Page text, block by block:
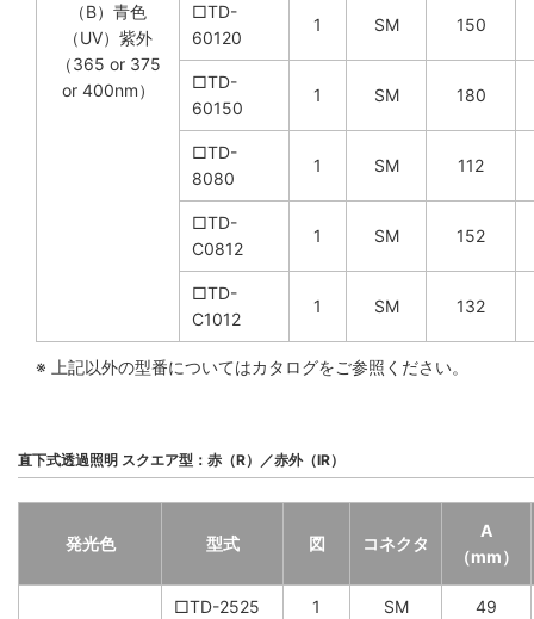
（B）青色
（UV）紫外
（365 or 375
or 400nm）
□TD-
60120
1 SM 150
□TD-
60150
1 SM 180
□TD-
8080
1 SM 112
□TD-
C0812
1 SM 152
□TD-
C1012
1 SM 132
※ 上記以外の型番についてはカタログをご参照ください。
直下式透過照明 スクエア型：赤（R）／赤外（IR）
発光色 型式 図 コネクタ
A
（mm）
□TD-2525 1 SM 49